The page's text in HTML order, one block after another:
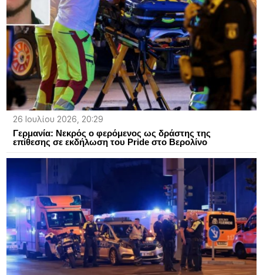
26 Ιουλίου 2026, 20:29
Γερμανία: Νεκρός ο φερόμενος ως δράστης της
επίθεσης σε εκδήλωση του Pride στο Βερολίνο